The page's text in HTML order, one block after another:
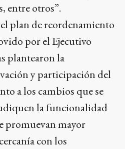
entre otros”.
plan de reordenamiento
por el Ejecutivo
plantearon la
y participación del
a los cambios que se
la funcionalidad
promuevan mayor
con los